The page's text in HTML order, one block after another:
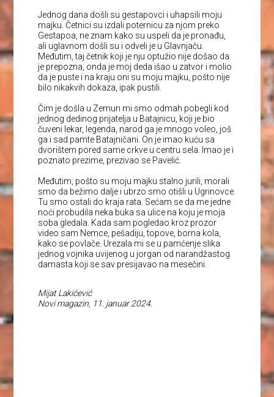
Jednog dana došli su gestapovci i uhapsili moju
majku. Četnici su izdali poternicu za njom preko
Gestapoa, ne znam kako su uspeli da je pronađu,
ali uglavnom došli su i odveli je u Glavnjaču.
Međutim, taj četnik koji je nju optužio nije došao da
je prepozna, onda je moj deda išao u zatvor i molio
da je puste i na kraju oni su moju majku, pošto nije
bilo nikakvih dokaza, ipak pustili.
Čim je došla u Zemun mi smo odmah pobegli kod
jednog dedinog prijatelja u Batajnicu, koji je bio
čuveni lekar, legenda, narod ga je mnogo voleo, još
ga i sad pamte Batajničani. On je imao kuću sa
dvorištem pored same crkve u centru sela. Imao je i
poznato prezime, prezivao se Pavelić.
Međutim, pošto su moju majku stalno jurili, morali
smo da bežimo dalje i ubrzo smo otišli u Ugrinovce.
Tu smo ostali do kraja rata. Sećam se da me jedne
noći probudila neka buka sa ulice na koju je moja
soba gledala. Kada sam pogledao kroz prozor
video sam Nemce, pešadiju, topove, borna kola,
kako se povlače. Urezala mi se u pamćenje slika
jednog vojnika uvijenog u jorgan od narandžastog
damasta koji se sav presijavao na mesečini.
Mijat Lakićević
Novi magazin, 11. januar 2024.